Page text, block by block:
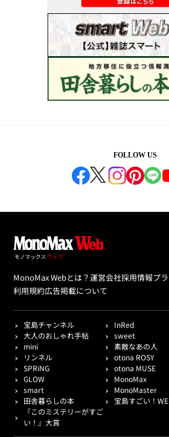
FOLLOW US
MonoMax Webとは？運営会社採用情報プ
利用規約広告掲載について
宝島チャンネル
InRed
大人のおしゃれ手帖
sweet
mini
素敵なあの人
リンネル
otona ROSY
SPRiNG
otona MUSE
GLOW
MonoMax
smart
MonoMaster
田舎暮らしの本
宝島すごい！
『このミステリーがすご
い！』大賞